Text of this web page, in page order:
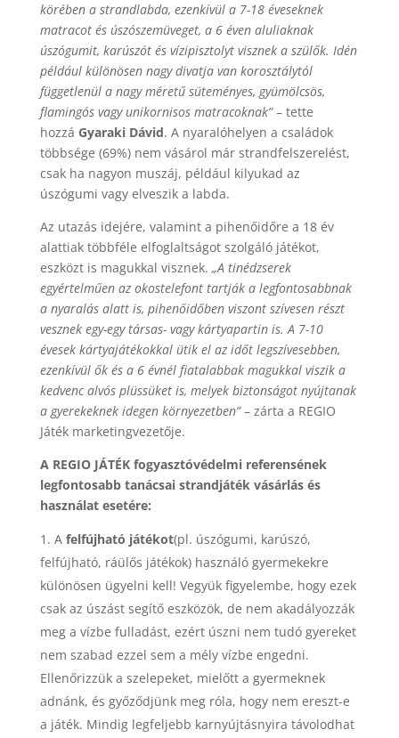
körében a strandlabda, ezenkívül a 7-18 éveseknek
matracot és úszószemüveget, a 6 éven aluliaknak
úszógumit, karúszót és vízipisztolyt visznek a szülők. Idén
például különösen nagy divatja van korosztálytól
függetlenül a nagy méretű süteményes, gyümölcsös,
flamingós vagy unikornisos matracoknak”– tette
hozzá Gyaraki Dávid. A nyaralóhelyen a családok
többsége (69%) nem vásárol már strandfelszerelést,
csak ha nagyon muszáj, például kilyukad az
úszógumi vagy elveszik a labda.
Az utazás idejére, valamint a pihenőidőre a 18 év
alattiak többféle elfoglaltságot szolgáló játékot,
eszközt is magukkal visznek. „A tinédzserek
egyértelműen az okostelefont tartják a legfontosabbnak
a nyaralás alatt is, pihenőidőben viszont szívesen részt
vesznek egy-egy társas- vagy kártyapartin is. A 7-10
évesek kártyajátékokkal ütik el az időt legszívesebben,
ezenkívül ők és a 6 évnél fiatalabbak magukkal viszik a
kedvenc alvós plüssüket is, melyek biztonságot nyújtanak
a gyerekeknek idegen környezetben”– zárta a REGIO
Játék marketingvezetője.
A REGIO JÁTÉK fogyasztóvédelmi referensének
legfontosabb tanácsai strandjáték vásárlás és
használat esetére:
A felfújható játékot(pl. úszógumi, karúszó,
felfújható, ráülős játékok) használó gyermekekre
különösen ügyelni kell! Vegyük figyelembe, hogy ezek
csak az úszást segítő eszközök, de nem akadályozzák
meg a vízbe fulladást, ezért úszni nem tudó gyereket
nem szabad ezzel sem a mély vízbe engedni.
Ellenőrizzük a szelepeket, mielőtt a gyermeknek
adnánk, és győződjünk meg róla, hogy nem ereszt-e
a játék. Mindig legfeljebb karnyújtásnyira távolodhat